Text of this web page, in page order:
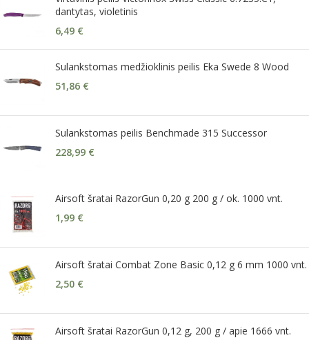
dantytas, violetinis
6,49 €
Sulankstomas medžioklinis peilis Eka Swede 8 Wood
51,86 €
Sulankstomas peilis Benchmade 315 Successor
228,99 €
Airsoft šratai RazorGun 0,20 g 200 g / ok. 1000 vnt.
1,99 €
Airsoft šratai Combat Zone Basic 0,12 g 6 mm 1000 vnt.
2,50 €
Airsoft šratai RazorGun 0,12 g, 200 g / apie 1666 vnt.